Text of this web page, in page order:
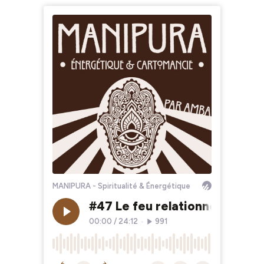
MANIPURA - Spiritualité & Énergétique
#47 Le feu relationnel
00:00 / 24:12 991